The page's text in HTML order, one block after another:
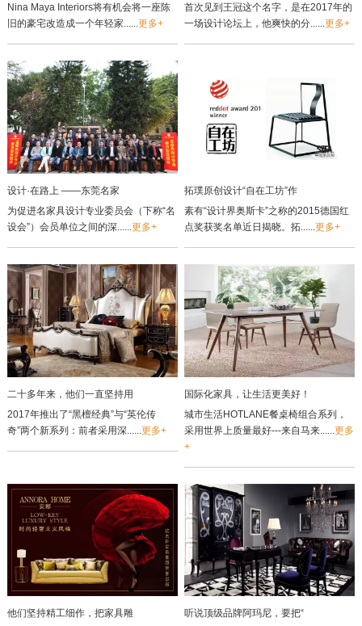
Nina Maya Interiors将有机会将一座陈
旧的豪宅改造成一个年轻家...... 更多+
首次见到王冠这个名字，是在2017年的
一场设计论坛上，他爽快的分......更多+
设计·在路上 ——东莞名家
为促进名家具设计专业委员会（下称“名
设会”）会员单位之间的深......更多+
拓璞原创设计“自在工坊”作
素有“设计界奥斯卡”之称的2015德国红
点奖获奖名单近日揭晓。拓......更多+
二十多年来，他们一直坚持用
2017年推出了“黑檀经典”与“英伦传
奇”两个新系列：前者采用深...... 更多+
国际化家具，让生活更美好！
城市生活HOTLANE餐桌椅组合系列，
采用世界上质量最好---来自马来......更多
+
他们坚持精工细作，把家具雕
听说顶级品牌阿玛尼，要把“